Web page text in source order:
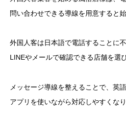
問い合わせできる導線を用意すると
外国人客は日本語で電話することに
LINEやメールで確認できる店舗を選
メッセージ導線を整えることで、英
アプリを使いながら対応しやすくなり